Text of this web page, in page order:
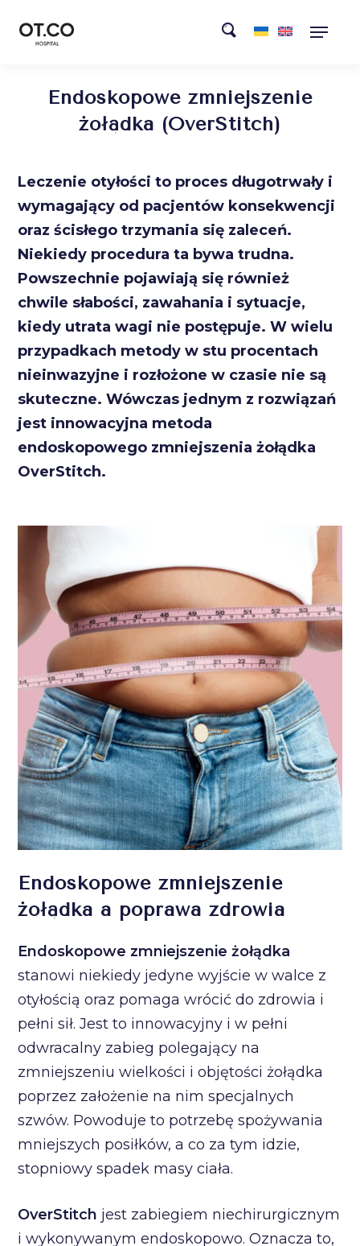
Endoskopowe zmniejszenie
żołądka (OverStitch)
Leczenie otyłości to proces długotrwały i
wymagający od pacjentów konsekwencji
oraz ścisłego trzymania się zaleceń.
Niekiedy procedura ta bywa trudna.
Powszechnie pojawiają się również
chwile słabości, zawahania i sytuacje,
kiedy utrata wagi nie postępuje. W wielu
przypadkach metody w stu procentach
nieinwazyjne i rozłożone w czasie nie są
skuteczne. Wówczas jednym z rozwiązań
jest innowacyjna metoda
endoskopowego zmniejszenia żołądka
OverStitch.
Endoskopowe zmniejszenie
żołądka a poprawa zdrowia
Endoskopowe zmniejszenie żołądka
stanowi niekiedy jedyne wyjście w walce z
otyłością oraz pomaga wrócić do zdrowia i
pełni sił. Jest to innowacyjny i w pełni
odwracalny zabieg polegający na
zmniejszeniu wielkości i objętości żołądka
poprzez założenie na nim specjalnych
szwów. Powoduje to potrzebę spożywania
mniejszych posiłków, a co za tym idzie,
stopniowy spadek masy ciała.
OverStitch jest zabiegiem niechirurgicznym
i wykonywanym endoskopowo. Oznacza to,